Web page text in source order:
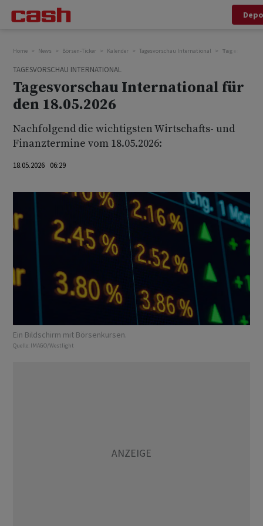
Home News Börsen-Ticker Kalender Tagesvorschau International
TAGESVORSCHAU INTERNATIONAL
Tagesvorschau International für
den 18.05.2026
Nachfolgend die wichtigsten Wirtschafts- und
Finanztermine vom 18.05.2026:
18.05.2026 06:29
Ein Bildschirm mit Börsenkursen.
Quelle: IMAGO/Westlight